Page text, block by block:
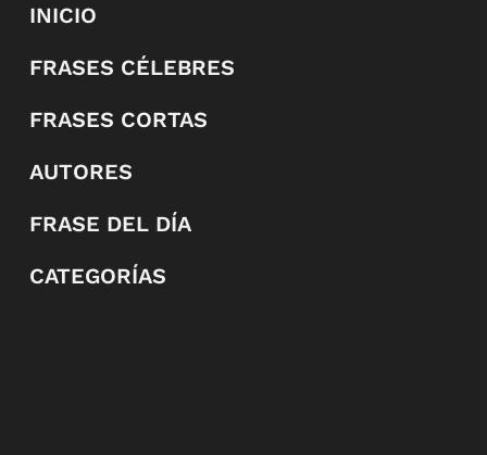
INICIO
FRASES CÉLEBRES
FRASES CORTAS
AUTORES
FRASE DEL DÍA
CATEGORÍAS